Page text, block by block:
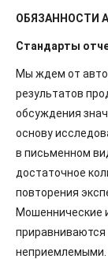
ОБЯЗАННОСТИ
Стандарты
Мы ждем от
результатов
обсуждения
основу
в письменном
достаточное
повторения
Мошеннические
неприемлемыми.